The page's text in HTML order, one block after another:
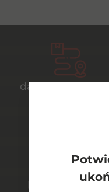
darmowa
bezpieczne
płatności